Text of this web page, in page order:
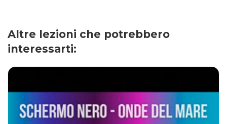
Altre lezioni che potrebbero
interessarti: